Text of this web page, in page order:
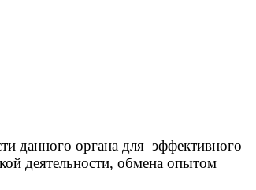
данного органа для эффективного
деятельности, обмена опытом